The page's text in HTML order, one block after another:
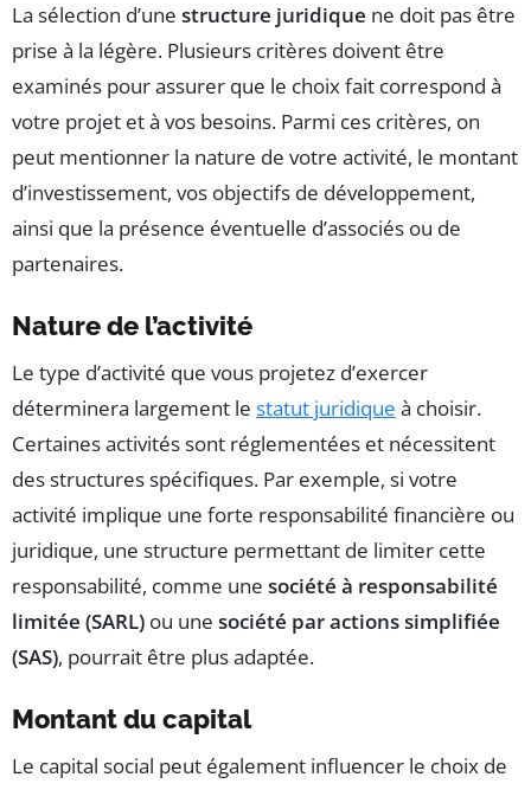
La sélection d’une structure juridique ne doit pas être
prise à la légère. Plusieurs critères doivent être
examinés pour assurer que le choix fait correspond à
votre projet et à vos besoins. Parmi ces critères, on
peut mentionner la nature de votre activité, le montant
d’investissement, vos objectifs de développement,
ainsi que la présence éventuelle d’associés ou de
partenaires.
Nature de l’activité
Le type d’activité que vous projetez d’exercer
déterminera largement le statut juridique à choisir.
Certaines activités sont réglementées et nécessitent
des structures spécifiques. Par exemple, si votre
activité implique une forte responsabilité financière ou
juridique, une structure permettant de limiter cette
responsabilité, comme une société à responsabilité
limitée (SARL) ou une société par actions simplifiée
(SAS), pourrait être plus adaptée.
Montant du capital
Le capital social peut également influencer le choix de